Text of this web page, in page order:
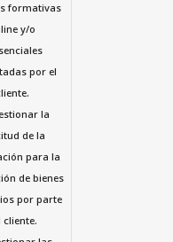
formativas
y/o
por el
la
de la
para la
de bienes
por parte
cliente.